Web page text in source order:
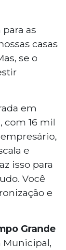
as
casas
se o
em
com 16 mil
e
isso para
Você
e
Grande
Municipal,